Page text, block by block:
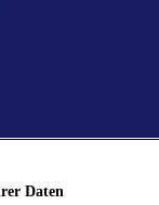
Daten